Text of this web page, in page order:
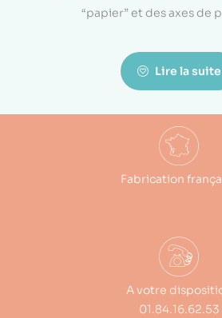
“papier” et des axes de
Lire la suite
Fabrication
A votre
01.84.16.62.53